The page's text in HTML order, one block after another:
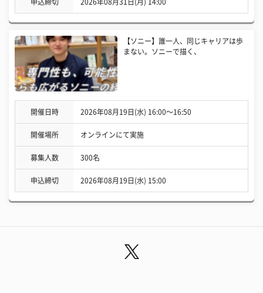
申込締切 2026年08月31日(月) 14:00
【ソニー】誰一人、同じキャリアは歩
まない。ソニーで描く、
開催日時 2026年08月19日(水) 16:00〜16:50
開催場所 オンラインにて実施
募集人数 300名
申込締切 2026年08月19日(水) 15:00